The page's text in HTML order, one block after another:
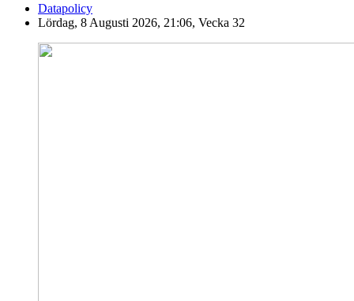
Datapolicy
Lördag, 8 Augusti 2026, 21:06, Vecka 32